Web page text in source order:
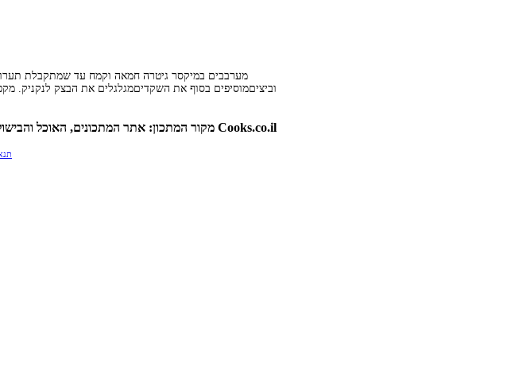
מערבבים במיקסר גיטרה חמאה וקמח עד שמתקבלת
מקור המתכון: אתר המתכונים, האוכל והבישול Cooks.co.il